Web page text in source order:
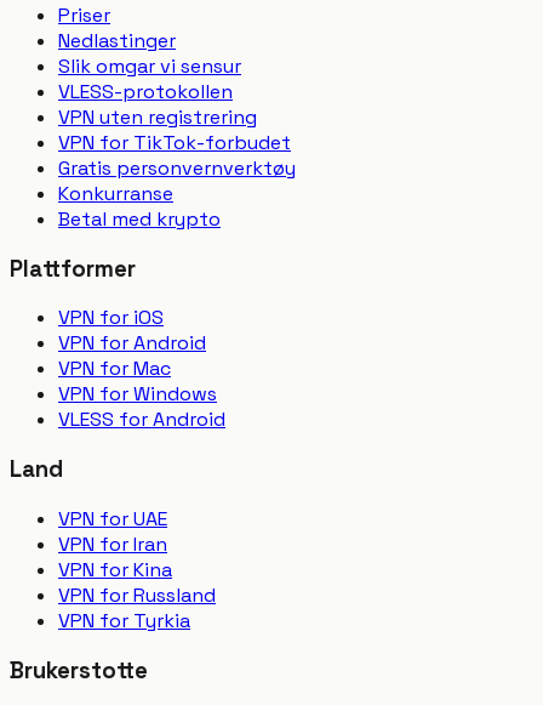
Priser
Nedlastinger
Slik omgar vi sensur
VLESS-protokollen
VPN uten registrering
VPN for TikTok-forbudet
Gratis personvernverktøy
Konkurranse
Betal med krypto
Plattformer
VPN for iOS
VPN for Android
VPN for Mac
VPN for Windows
VLESS for Android
Land
VPN for UAE
VPN for Iran
VPN for Kina
VPN for Russland
VPN for Tyrkia
Brukerstotte